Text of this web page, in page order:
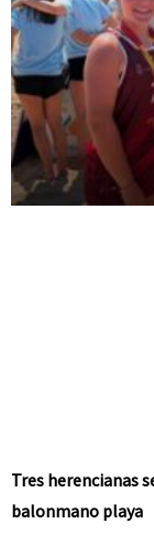
Tres herencianas
balonmano playa